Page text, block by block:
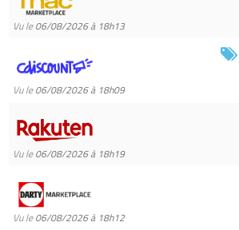
- 10 mini-véhicules – Canonnière de la
droïde, chasseur stellaire ARC-170,
Landspeeder de Luke, Skyhopper T-16,
wing, intercepteur TIE et AT-ST de Hoth
- 6 autres mini-constructions –
décor de plage, rack à munitions,
canon laser de Hoth et grotte de Wampa
- Cadeau pour les enfants dès 6 ans
construction de 329 pièces pour faire
jusqu’à Noël. Les personnages et mini-
être combinés avec d’autres sets LEGO
Vu le06/08/2026 à 18h13
Vu le06/08/2026 à 18h09
Vu le06/08/2026 à 18h19
Vu le06/08/2026 à 18h12